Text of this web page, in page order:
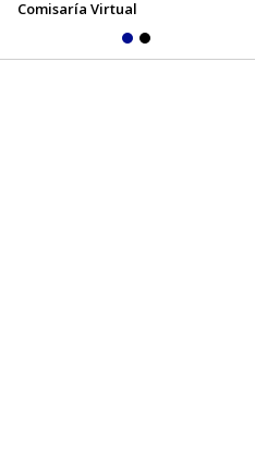
Comisaría Virtual